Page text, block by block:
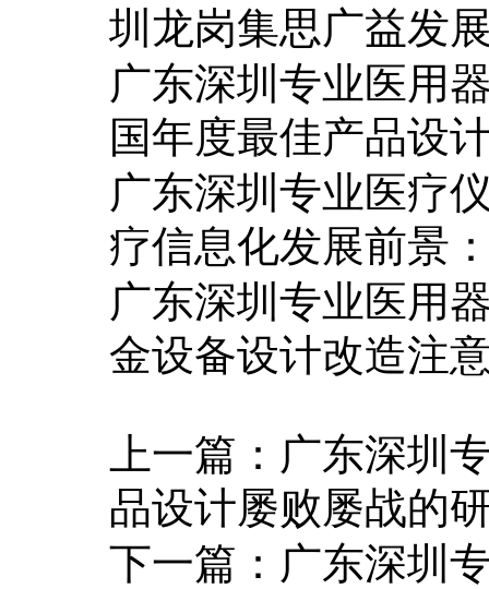
圳龙岗集思广益发
广东深圳专业医用
国年度最佳产品设
广东深圳专业医疗
疗信息化发展前景
广东深圳专业医用
金设备设计改造注
上一篇： 广东深圳
品设计屡败屡战的
下一篇： 广东深圳